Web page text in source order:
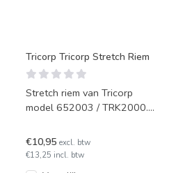
Tricorp Tricorp Stretch Riem
Stretch riem van Tricorp
model 652003 / TRK2000.
geschikt voor Tricorp werkbr
€10,95 excl. btw
€13,25 incl. btw